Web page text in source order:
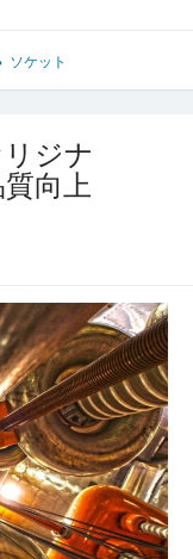
ソケット
ジナ
向上